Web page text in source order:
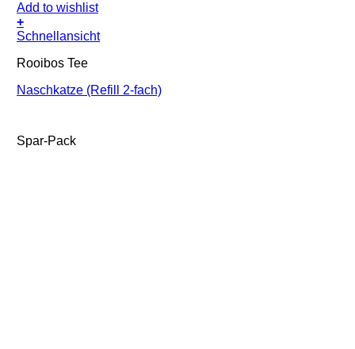
Add to wishlist
+
Schnellansicht
Rooibos Tee
Naschkatze (Refill 2-fach)
Spar-Pack